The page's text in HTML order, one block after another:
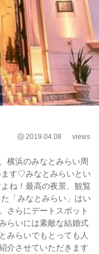
2019.04.08 views
横浜のみなとみらい周
す♡みなとみらいとい
ね！最高の夜景、観覧
「みなとみらい」はい
さらにデートスポット
らいには素敵な結婚式
みらいでもとっても人
介させていただきます